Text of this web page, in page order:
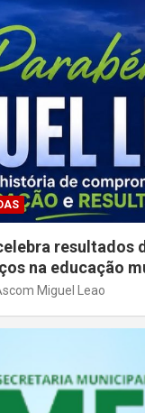
resultados
na educação
Miguel Leao